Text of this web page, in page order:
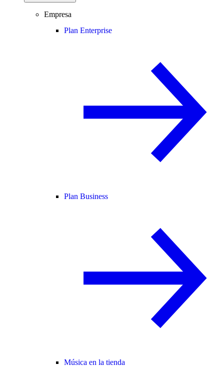
Empresa
Plan Enterprise
Plan Business
Música en la tienda